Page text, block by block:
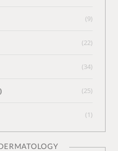
(9)
(22)
(34)
(25)
(1)